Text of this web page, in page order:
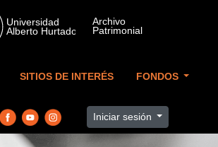
SITIOS DE INTERÉS FONDOS
Iniciar sesión